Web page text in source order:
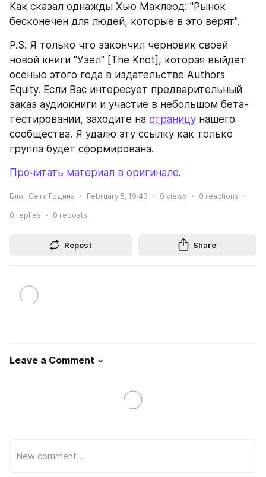
Как сказал однажды Хью Маклеод: "Рынок
бесконечен для людей, которые в это верят".
P.S. Я только что закончил черновик своей
новой книги "Узел" [The Knot], которая выйдет
осенью этого года в издательстве Authors
Equity. Если Вас интересует предварительный
заказ аудиокниги и участие в небольшом бета-
тестировании, заходите на страницу нашего
сообщества. Я удалю эту ссылку как только
группа будет сформирована.
Прочитать материал в оригинале.
Блог Сета Година February 5, 19:43 0 views 0 reactions
0 replies 0 reposts
Repost Share
Leave a Comment